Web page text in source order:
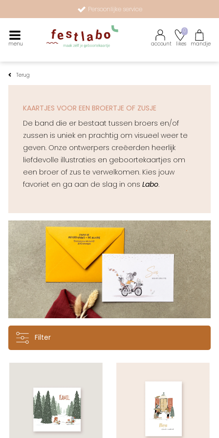
Maak zélf je geboortekaartje met onze illustraties
Persoonlijke service
Maak zélf je geboortekaartje met onze illustraties
menu account likes
0
mandje
Terug
KAARTJES VOOR EEN BROERTJE OF ZUSJE
De band die er bestaat tussen broers en/of
zussen is uniek en prachtig om visueel weer te
geven. Onze ontwerpers creëerden heerlijk
liefdevolle illustraties en geboortekaartjes om
een broer of zus te verwelkomen. Kies jouw
favoriet en ga aan de slag in ons Labo.
Filter